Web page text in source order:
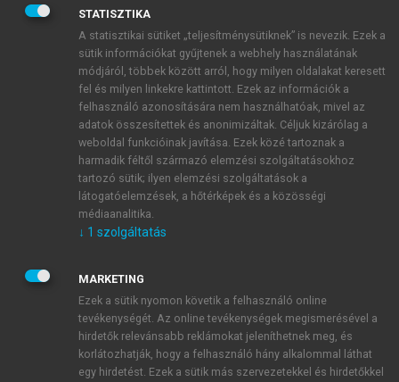
BELÉPÉS SAJÁT FIÓKKAL
ÚJ FIÓK LÉTREHOZÁSA
1 óra díjmentes hozzáférés
E-MAIL-CÍM
JELSZÓ
JELSZÓ ÚJRA
STATISZTIKA
A statisztikai sütiket „teljesítménysütiknek” is nevezik. Ezek a
sütik információkat gyűjtenek a webhely használatának
módjáról, többek között arról, hogy milyen oldalakat keresett
fel és milyen linkekre kattintott. Ezek az információk a
felhasználó azonosítására nem használhatóak, mivel az
adatok összesítettek és anonimizáltak. Céljuk kizárólag a
weboldal funkcióinak javítása. Ezek közé tartoznak a
harmadik féltől származó elemzési szolgáltatásokhoz
tartozó sütik; ilyen elemzési szolgáltatások a
látogatóelemzések, a hőtérképek és a közösségi
médiaanalitika.
↓ 1 szolgáltatás
MARKETING
Ezek a sütik nyomon követik a felhasználó online
tevékenységét. Az online tevékenységek megismerésével a
hirdetők relevánsabb reklámokat jeleníthetnek meg, és
korlátozhatják, hogy a felhasználó hány alkalommal láthat
egy hirdetést. Ezek a sütik más szervezetekkel és hirdetőkkel